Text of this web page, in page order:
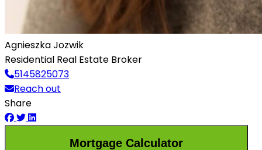
Agnieszka Jozwik
Residential Real Estate Broker
5145825073
Reach out
Share
Mortgage Calculator